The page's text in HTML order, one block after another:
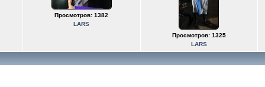
Просмотров: 1382
LARS
Просмотров: 1325
LARS